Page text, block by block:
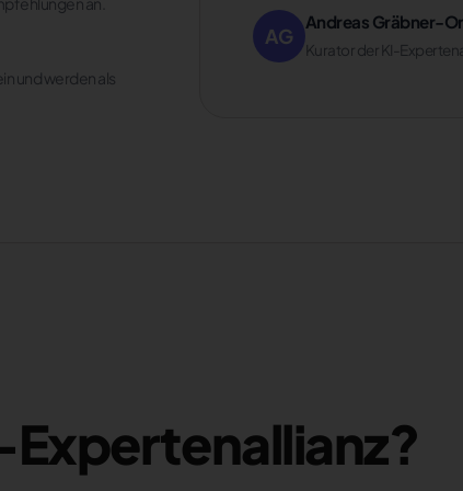
und werden als
AG
Andreas Gräbner-
Kurator der KI-